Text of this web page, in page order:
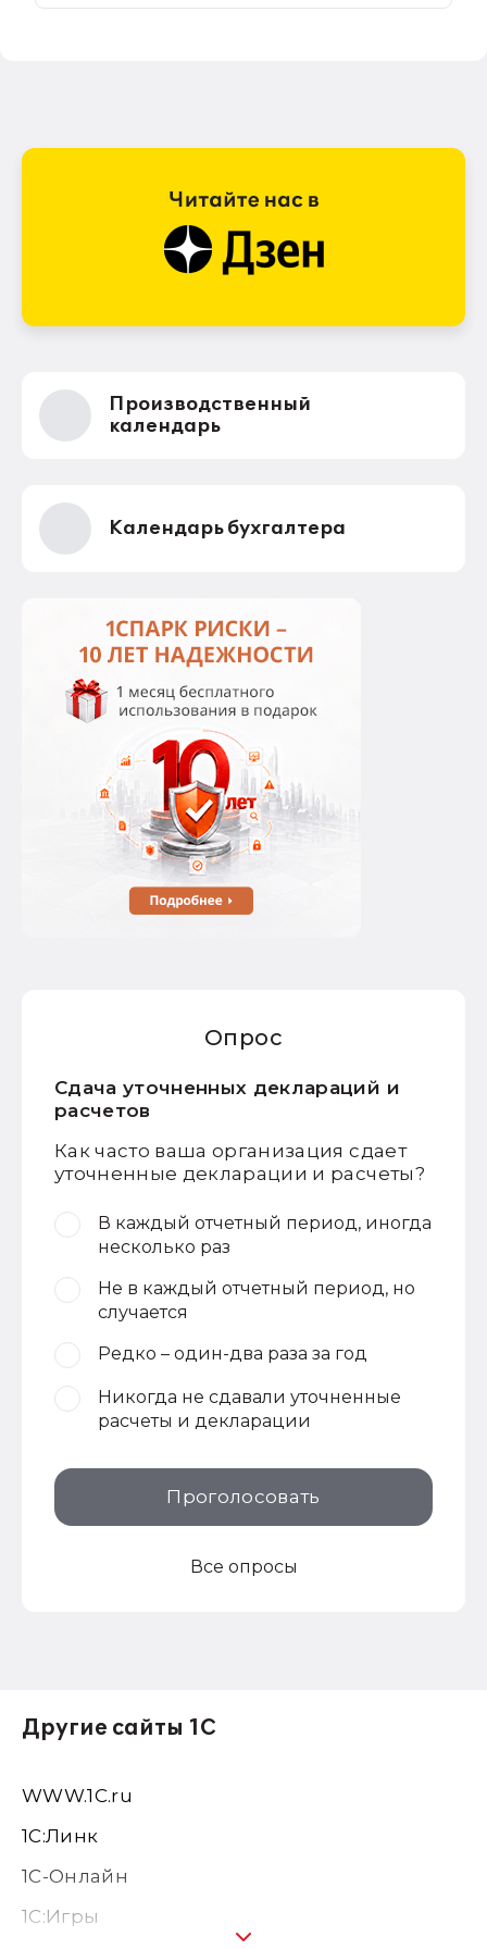
Производственный
календарь
Календарь бухгалтера
Опрос
Сдача уточненных деклараций и
расчетов
Как часто ваша организация сдает
уточненные декларации и расчеты?
В каждый отчетный период, иногда
несколько раз
Не в каждый отчетный период, но
случается
Редко – один-два раза за год
Никогда не сдавали уточненные
расчеты и декларации
Проголосовать
Все опросы
Другие сайты 1С
WWW.1С.ru
1С:Линк
1С-Онлайн
1C:Игры